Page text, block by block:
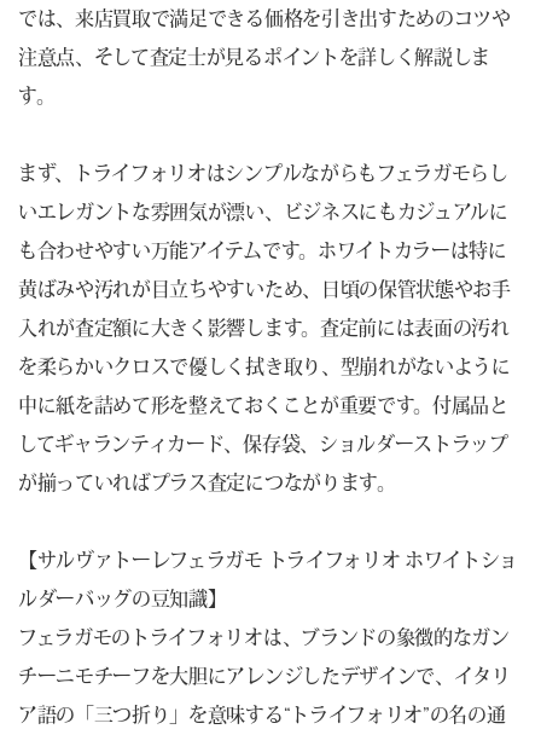
では、来店買取で満足できる価格を引き出すためのコツや
注意点、そして査定士が見るポイントを詳しく解説しま
す。
まず、トライフォリオはシンプルながらもフェラガモらし
いエレガントな雰囲気が漂い、ビジネスにもカジュアルに
も合わせやすい万能アイテムです。ホワイトカラーは特に
黄ばみや汚れが目立ちやすいため、日頃の保管状態やお手
入れが査定額に大きく影響します。査定前には表面の汚れ
を柔らかいクロスで優しく拭き取り、型崩れがないように
中に紙を詰めて形を整えておくことが重要です。付属品と
してギャランティカード、保存袋、ショルダーストラップ
が揃っていればプラス査定につながります。
【サルヴァトーレフェラガモ トライフォリオ ホワイトショ
ルダーバッグの豆知識】
フェラガモのトライフォリオは、ブランドの象徴的なガン
チーニモチーフを大胆にアレンジしたデザインで、イタリ
ア語の「三つ折り」を意味する“トライフォリオ”の名の通